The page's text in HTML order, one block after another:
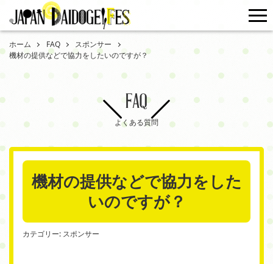
ホーム FAQ
スポンサー
機材の提供などで協力をしたいのですが？
FAQ
よくある質問
機材の提供などで協力をした
いのですが？
カテゴリー: スポンサー